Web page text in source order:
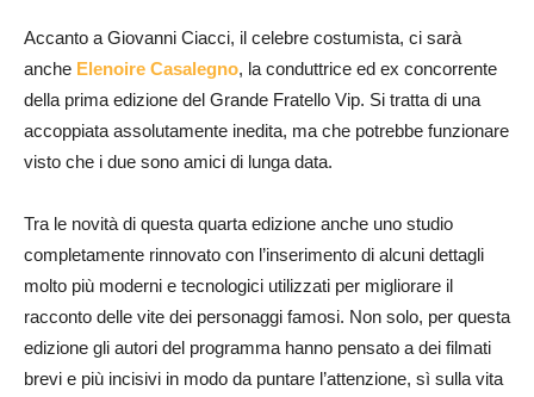
Accanto a Giovanni Ciacci, il celebre costumista, ci sarà
anche Elenoire Casalegno, la conduttrice ed ex concorrente
della prima edizione del Grande Fratello Vip. Si tratta di una
accoppiata assolutamente inedita, ma che potrebbe funzionare
visto che i due sono amici di lunga data.
Tra le novità di questa quarta edizione anche uno studio
completamente rinnovato con l’inserimento di alcuni dettagli
molto più moderni e tecnologici utilizzati per migliorare il
racconto delle vite dei personaggi famosi. Non solo, per questa
edizione gli autori del programma hanno pensato a dei filmati
brevi e più incisivi in modo da puntare l’attenzione, sì sulla vita